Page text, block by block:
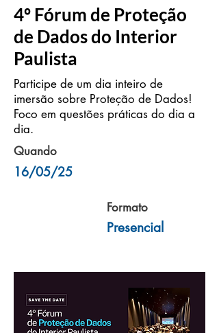
4º Fórum de Proteção
de Dados do Interior
Paulista
Participe de um dia inteiro de
imersão sobre Proteção de Dados!
Foco em questões práticas do dia a
dia.
Quando
16/05/25
Formato
Presencial